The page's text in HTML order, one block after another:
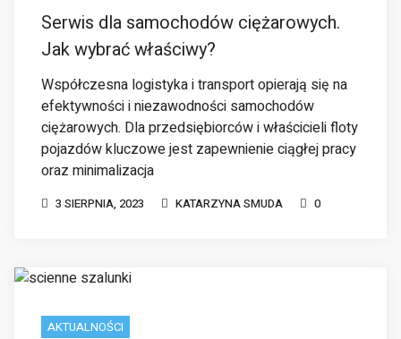
Serwis dla samochodów ciężarowych.
Jak wybrać właściwy?
Współczesna logistyka i transport opierają się na
efektywności i niezawodności samochodów
ciężarowych. Dla przedsiębiorców i właścicieli floty
pojazdów kluczowe jest zapewnienie ciągłej pracy
oraz minimalizacja
3 SIERPNIA, 2023 KATARZYNA SMUDA 0
AKTUALNOŚCI